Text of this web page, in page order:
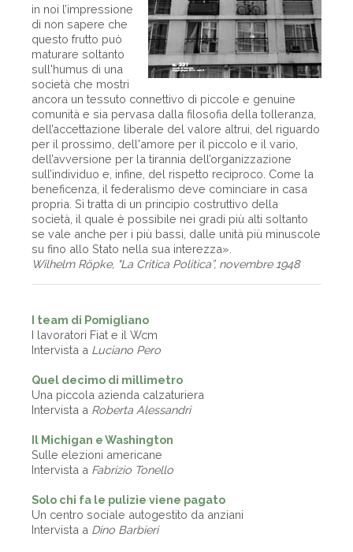
in noi l’impressione
di non sapere che
questo frutto può
maturare soltanto
sull'humus di una
società che mostri
ancora un tessuto connettivo di piccole e genuine
comunità e sia pervasa dalla filosofia della tolleranza,
dell’accettazione liberale del valore altrui, del riguardo
per il prossimo, dell'amore per il piccolo e il vario,
dell’avversione per la tirannia dell’organizzazione
sull’individuo e, infine, del rispetto reciproco. Come la
beneficenza, il federalismo deve cominciare in casa
propria. Si tratta di un principio costruttivo della
società, il quale è possibile nei gradi più alti soltanto
se vale anche per i più bassi, dalle unità più minuscole
su fino allo Stato nella sua interezza».
Wilhelm Röpke, "La Critica Politica”, novembre 1948
I team di Pomigliano
I lavoratori Fiat e il Wcm
Intervista a Luciano Pero
Quel decimo di millimetro
Una piccola azienda calzaturiera
Intervista a Roberta Alessandri
Il Michigan e Washington
Sulle elezioni americane
Intervista a Fabrizio Tonello
Solo chi fa le pulizie viene pagato
Un centro sociale autogestito da anziani
Intervista a Dino Barbieri